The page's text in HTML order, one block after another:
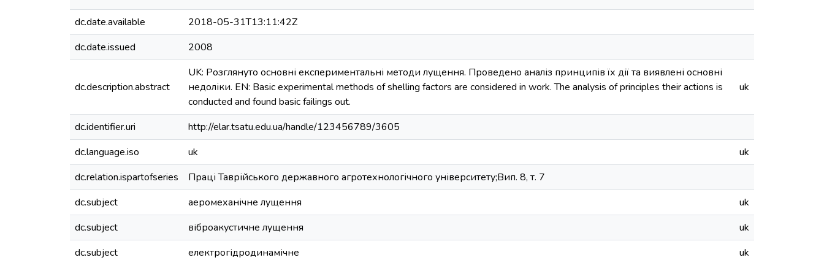
dc.date.available
2018-05-31T13:11:42Z
dc.date.issued
2008
dc.description.abstract
UK: Розглянуто основні експериментальні методи лущення. Проведено аналіз принципів їх дії та виявлені основні
недоліки. EN: Basic experimental methods of shelling factors are considered in work. The analysis of principles their actions is
conducted and found basic failings out.
uk
dc.identifier.uri
http://elar.tsatu.edu.ua/handle/123456789/3605
dc.language.iso
uk
uk
dc.relation.ispartofseries
Праці Таврійського державного агротехнологічного університету;Вип. 8, т. 7
dc.subject
аеромеханічне лущення
uk
dc.subject
віброакустичне лущення
uk
dc.subject
електрогідродинамічне
uk